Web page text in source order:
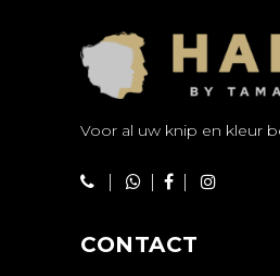
Voor al uw knip en kleur
CONTACT